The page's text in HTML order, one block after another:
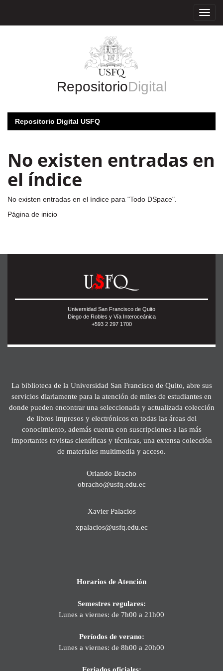
RepositorioDigital
Repositorio Digital USFQ
No existen entradas en
el índice
No existen entradas en el índice para "Todo DSpace".
Página de inicio
Universidad San Francisco de Quito
Diego de Robles y Vía Interoceánica
+593 2 297 1700
La biblioteca de la Universidad San Francisco de Quito, abre sus
servicios diariamente para la atención de miles de estudiantes en
donde pueden encontrar una seleccionada y actualizada colección
de libros impresos y electrónicos en todas las áreas del
conocimiento, además cuenta con suscripciones a las más
importantes revistas científicas y técnicas, una extensa colección
de materiales multimedia y acceso.
Orlando Bracho
obracho@usfq.edu.ec
Xavier Palacios
xpalacios@usfq.edu.ec
Horarios de Atención
Semestres regulares:
Lunes a viernes: de 7h00 a 21h00
Períodos de verano:
Lunes a viernes: de 8h00 a 20h00
Feriados oficiales: